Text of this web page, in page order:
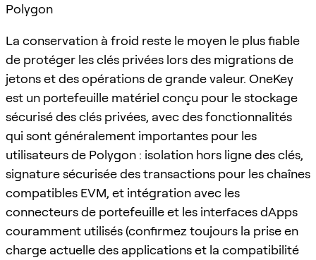
Polygon
La conservation à froid reste le moyen le plus fiable
de protéger les clés privées lors des migrations de
jetons et des opérations de grande valeur. OneKey
est un portefeuille matériel conçu pour le stockage
sécurisé des clés privées, avec des fonctionnalités
qui sont généralement importantes pour les
utilisateurs de Polygon : isolation hors ligne des clés,
signature sécurisée des transactions pour les chaînes
compatibles EVM, et intégration avec les
connecteurs de portefeuille et les interfaces dApps
couramment utilisés (confirmez toujours la prise en
charge actuelle des applications et la compatibilité